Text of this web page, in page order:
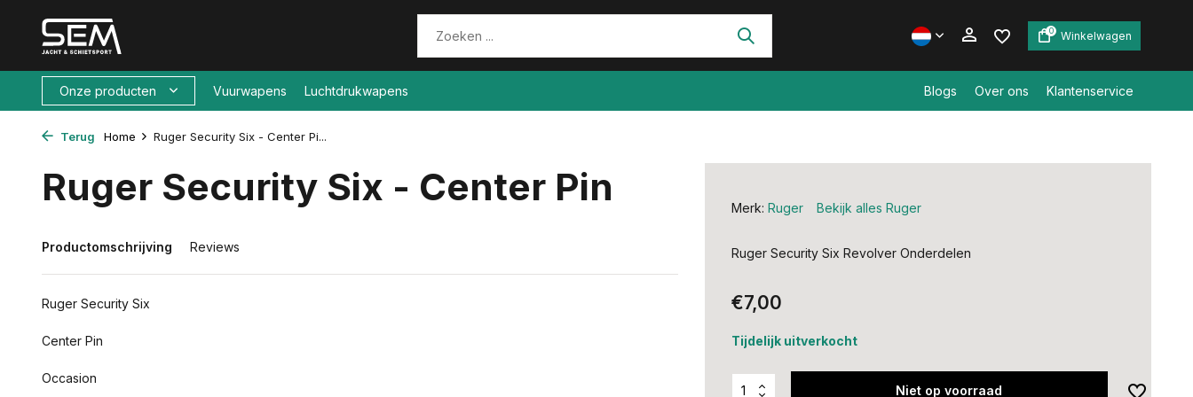
0 Winkelwagen
Onze producten Vuurwapens Luchtdrukwapens Blogs Over ons Klantenservice
Terug Home Ruger Security Six - Center Pi...
Ruger Security Six - Center Pin
Productomschrijving Reviews
Ruger Security Six
Center Pin
Occasion
Merk: Ruger Bekijk alles Ruger
Ruger Security Six Revolver Onderdelen
€7,00
Tijdelijk uitverkocht
Niet op voorraad